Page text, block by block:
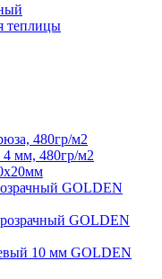
теплицы
480гр/м2
мм, 480гр/м2
GOLDEN
GOLDEN
10 мм GOLDEN